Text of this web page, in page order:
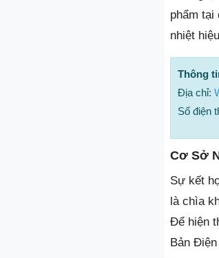
phẩm tại
nhiệt
Thông
Địa chỉ:
Số điện
Cơ Sở
Sự kết
là chìa
Để hiện
Bản